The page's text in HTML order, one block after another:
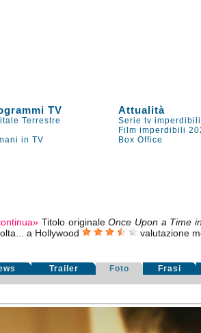
TV Attualità
Terrestre Serie tv
Film imperdibili
in TV Box Office
Titolo originaleOnce Upon a Time
a Hollywood valutazione
Trailer Foto Frasi